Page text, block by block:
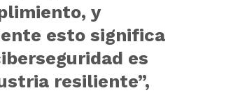
y
esto significa
es
resiliente”,